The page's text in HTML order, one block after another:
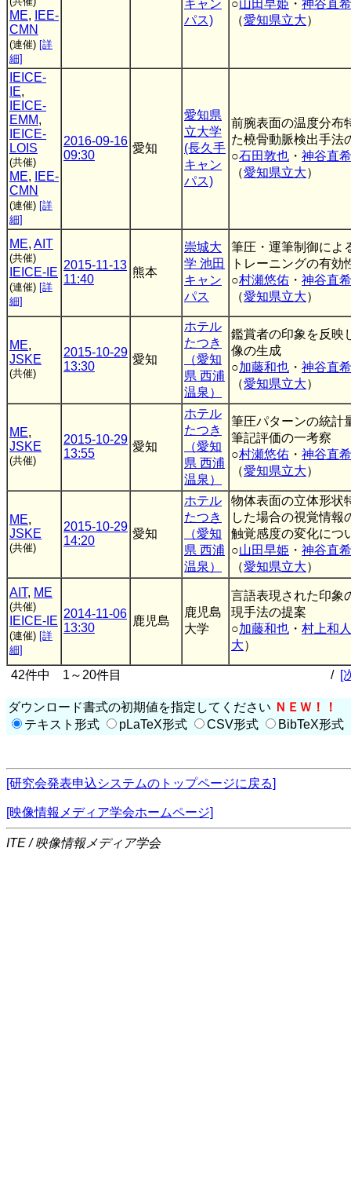
ME,
IEE-
CMN
(連催) [詳
細]
キャン
パス)
○山田早姫 ・ 神谷直希
（愛知県立大）
IEICE-
IE,
IEICE-
EMM,
IEICE-
LOIS
(共催)
ME,
IEE-
CMN
(連催) [詳
細]
2016-09-16
09:30
愛知
愛知県
立大学
(長久手
キャン
パス)
前腕表面の温度分布
た橈骨動脈検出手法
○石田敦也 ・ 神谷直希
（愛知県立大）
ME, AIT
(共催)
IEICE-IE
(連催) [詳
細]
2015-11-13
11:40
熊本
崇城大
学 池田
キャン
パス
筆圧・運筆制御によ
トレーニングの有効
○村瀬悠佑 ・ 神谷直希
（愛知県立大）
ME,
JSKE
(共催)
2015-10-29
13:30
愛知
ホテル
たつき
（愛知
県 西浦
温泉）
鑑賞者の印象を反映
像の生成
○加藤和也 ・ 神谷直希
（愛知県立大）
ME,
JSKE
(共催)
2015-10-29
13:55
愛知
ホテル
たつき
（愛知
県 西浦
温泉）
筆圧パターンの統計
筆記評価の一考察
○村瀬悠佑 ・ 神谷直希
（愛知県立大）
ME,
JSKE
(共催)
2015-10-29
14:20
愛知
ホテル
たつき
（愛知
県 西浦
温泉）
物体表面の立体形状
した場合の視覚情報
触覚感度の変化につ
○山田早姫 ・ 神谷直希
（愛知県立大）
AIT, ME
(共催)
IEICE-IE
(連催) [詳
細]
2014-11-06
13:30
鹿児島
鹿児島
大学
言語表現された印象
現手法の提案
○加藤和也 ・ 村上和人
大）
42件中 1～20件目 / [
ダウンロード書式の初期値を指定してください ＮＥＷ！！
テキスト形式
pLaTeX形式 CSV形式 BibTeX形式
[研究会発表申込システムのトップページに戻る]
[映像情報メディア学会ホームページ]
ITE / 映像情報メディア学会